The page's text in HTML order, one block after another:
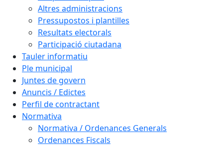
Altres administracions
Pressupostos i plantilles
Resultats electorals
Participació ciutadana
Tauler informatiu
Ple municipal
Juntes de govern
Anuncis / Edictes
Perfil de contractant
Normativa
Normativa / Ordenances Generals
Ordenances Fiscals